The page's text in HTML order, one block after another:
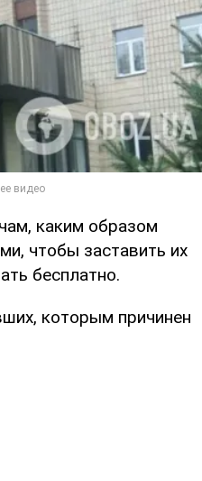
каким образом
чтобы заставить их
бесплатно.
которым причинен